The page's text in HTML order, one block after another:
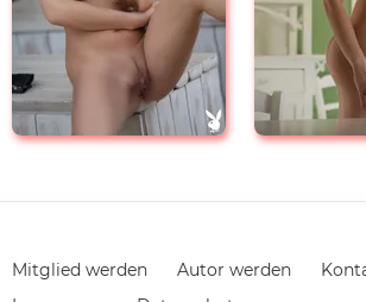
Navigation
Mitglied werden Autor werden